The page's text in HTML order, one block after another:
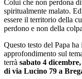
Colui che non perdona
spiritualmente malato.
essere il territorio della
perdono e non della
Questo testo del Papa
approfondimento sul
terrà sabato 4
di via Lucino 79 a